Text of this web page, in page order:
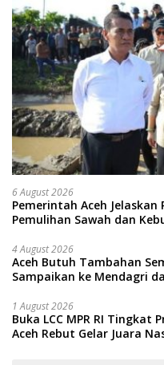
6 August 2026
Pemerintah Aceh
Pemulihan Sawah dan
4 August 2026
Aceh Butuh Tambahan
Sampaikan ke Mendagri
1 August 2026
Buka LCC MPR RI Tingkat
Aceh Rebut Gelar Juara